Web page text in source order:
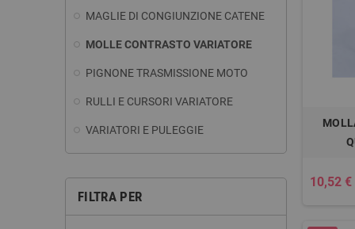
MAGLIE DI CONGIUNZIONE CATENE
MOLLE CONTRASTO VARIATORE
PIGNONE TRASMISSIONE MOTO
RULLI E CURSORI VARIATORE
VARIATORI E PULEGGIE
FILTRA PER
10,52 €